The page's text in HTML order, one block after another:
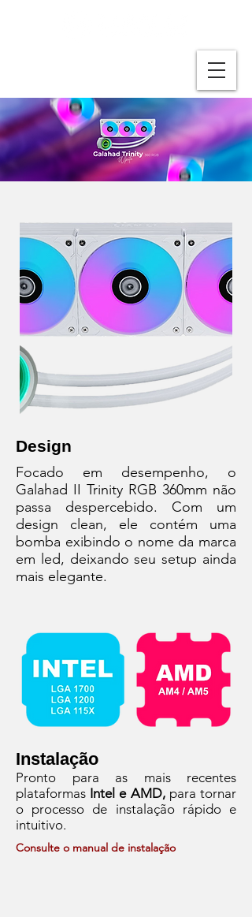
Design
Focado em desempenho, o
Galahad II Trinity RGB 360mm não
passa despercebido. Com um
design clean, ele contém uma
bomba exibindo o nome da marca
em led, deixando seu setup ainda
mais elegante.
Instalação
Pronto para as mais recentes
plataformas Intel e AMD, para tornar
o processo de instalação rápido e
intuitivo.
Consulte o manual de instalação